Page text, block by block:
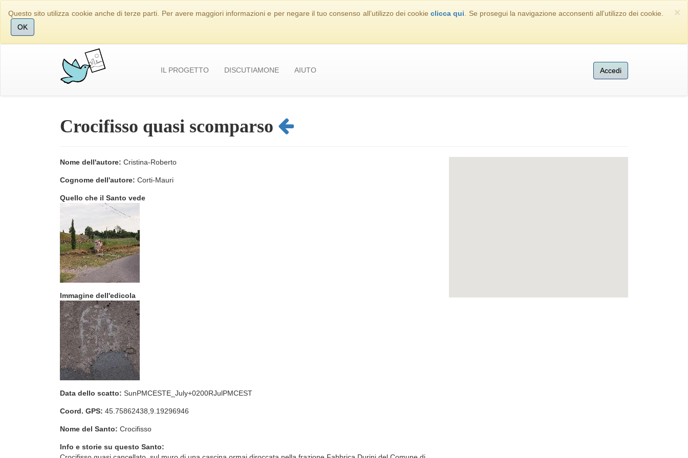
×
Questo sito utilizza cookie anche di terze parti. Per avere maggiori informazioni e per negare il tuo consenso all’utilizzo dei cookieclicca qui . Se prosegui la navigazione acconsenti all’utilizzo dei cookie.
OK
IL PROGETTO DISCUTIAMONE AIUTO Accedi
Crocifisso quasi scomparso
Nome dell'autore: Cristina-Roberto
Cognome dell'autore: Corti-Mauri
Quello che il Santo vede
Immagine dell'edicola
Data dello scatto: SunPMCESTE_July+0200RJulPMCEST
Coord. GPS: 45.75862438,9.19296946
Nome del Santo: Crocifisso
Info e storie su questo Santo: